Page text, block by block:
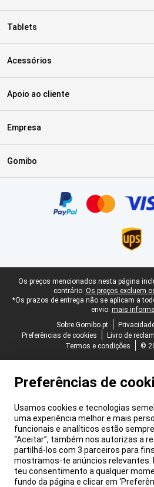
Tablets
Acessórios
Apoio ao cliente
Empresa
Gomibo
Rodapé legal
Os preços mencionados nesta página
contrário. Os preços excluem
*Os prazos de entrega não se aplicam a
envio: mais
Sobre Gomibo.pt
Preferências de cookies
Livro de
Termos e condições
©
Preferências de
Usamos cookies e tecnologias
uma experiência melhor e mais
funcionais e analíticos estão
“Aceitar”, também nos autorizas a
partilhá-los com 3 parceiros para
mostramos-te anúncios relevantes.
teu consentimento a qualquer
fundo da página e clicar em